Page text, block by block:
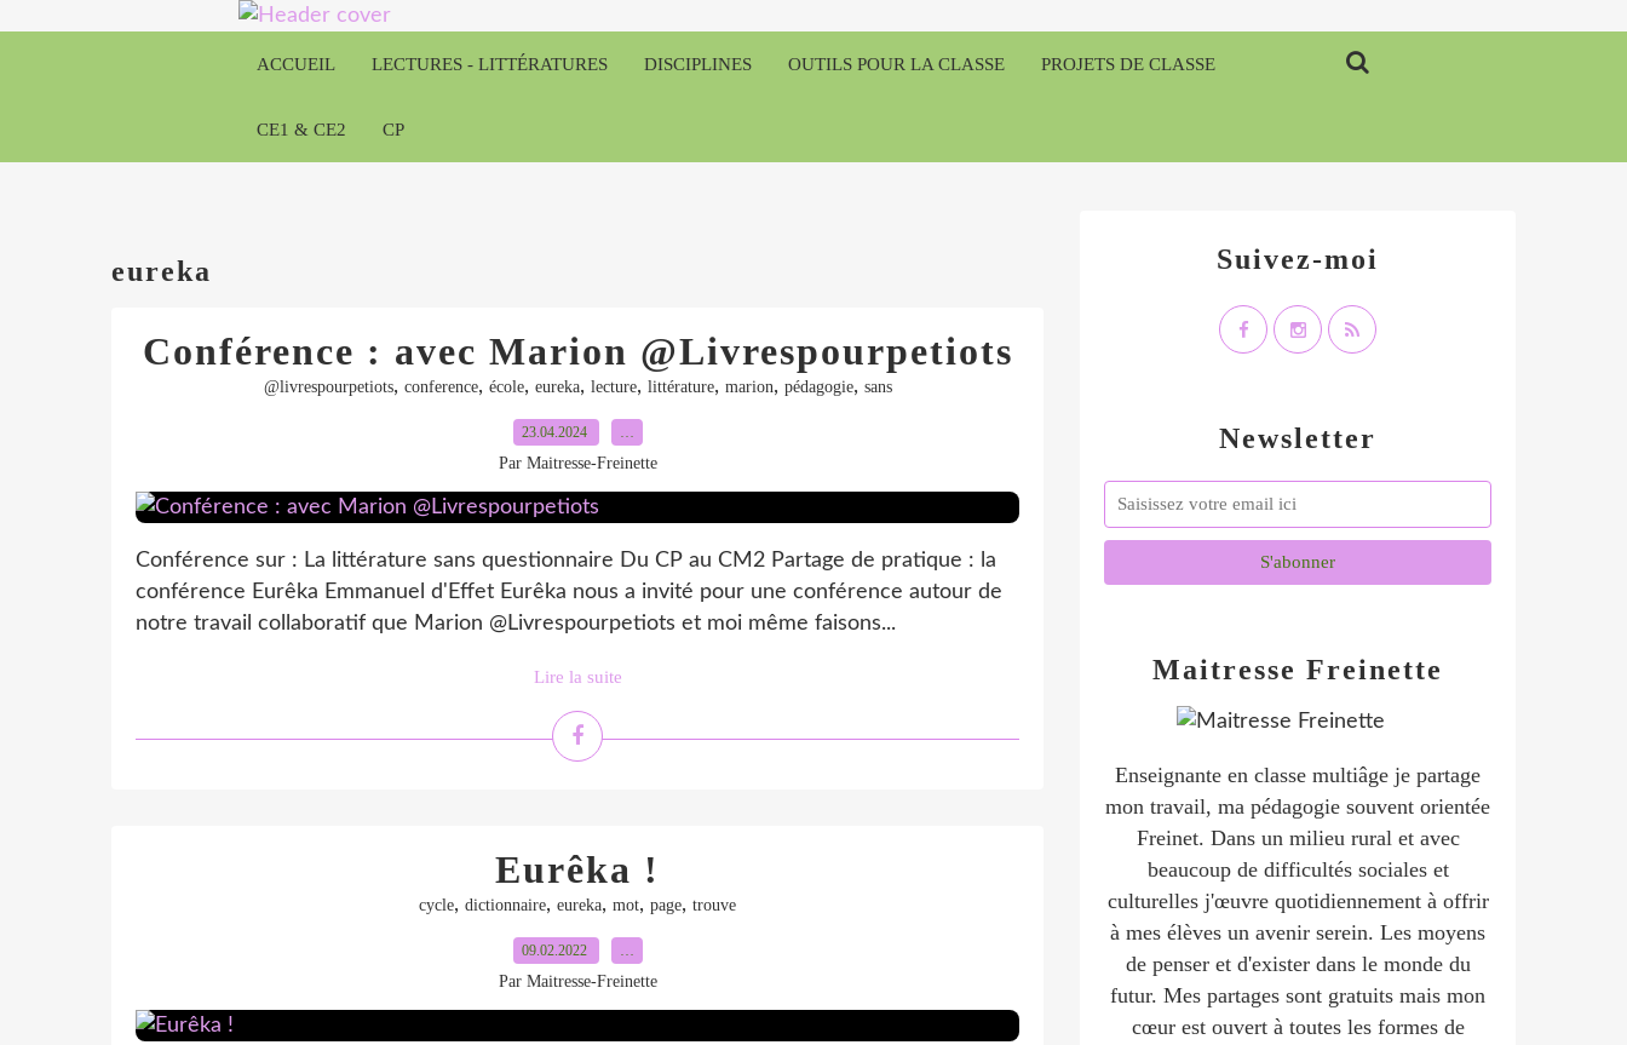
ACCUEIL LECTURES - LITTÉRATURES DISCIPLINES OUTILS POUR LA CLASSE PROJETS DE CLASSE
CE1 & CE2 CP
eureka
Conférence : avec Marion @Livrespourpetiots
@livrespourpetiots, conference, école, eureka, lecture, littérature, marion, pédagogie, sans
23.04.2024 …
Par Maitresse-Freinette
Conférence sur : La littérature sans questionnaire Du CP au CM2 Partage de pratique : la
conférence Eurêka Emmanuel d'Effet Eurêka nous a invité pour une conférence autour de
notre travail collaboratif que Marion @Livrespourpetiots et moi même faisons...
Lire la suite
Eurêka !
cycle, dictionnaire, eureka, mot, page, trouve
09.02.2022 …
Par Maitresse-Freinette
Newsletter
Maitresse Freinette
Enseignante en classe multiâge je partage
mon travail, ma pédagogie souvent orientée
Freinet. Dans un milieu rural et avec
beaucoup de difficultés sociales et
culturelles j'œuvre quotidiennement à offrir
à mes élèves un avenir serein. Les moyens
de penser et d'exister dans le monde du
futur. Mes partages sont gratuits mais mon
cœur est ouvert à toutes les formes de
Suivez-moi